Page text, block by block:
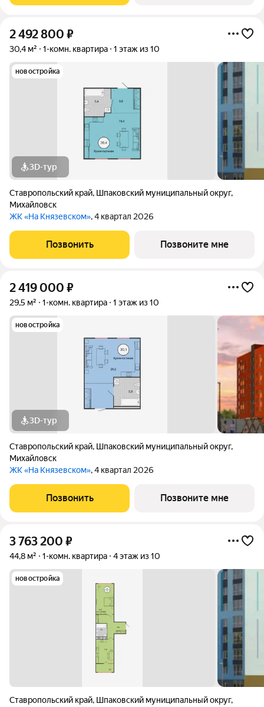
2 492 800 ₽
30,4 м² 1-комн. квартира 1 этаж из 10
новостройка
3D-тур
Ставропольский край, Шпаковский муниципальный округ,
Михайловск
ЖК «На Князевском», 4 квартал 2026
Позвонить Позвоните мне
2 419 000 ₽
29,5 м² 1-комн. квартира 1 этаж из 10
новостройка
3D-тур
Ставропольский край, Шпаковский муниципальный округ,
Михайловск
ЖК «На Князевском», 4 квартал 2026
Позвонить Позвоните мне
3 763 200 ₽
44,8 м² 1-комн. квартира 4 этаж из 10
новостройка
Ставропольский край, Шпаковский муниципальный округ,